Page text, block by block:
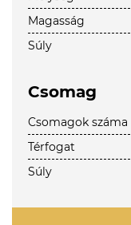
Magasság
Súly
Csomag
Csomagok száma
Térfogat
Súly